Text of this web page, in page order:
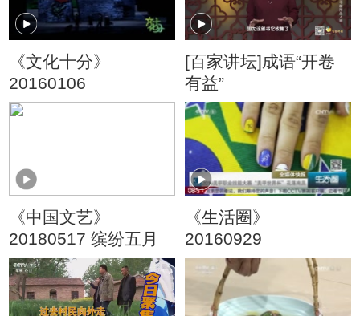
《文化十分》
20160106
[百家讲坛]成语“开卷
有益”
《中国文艺》
20180517 缤纷五月
《生活圈》
20160929